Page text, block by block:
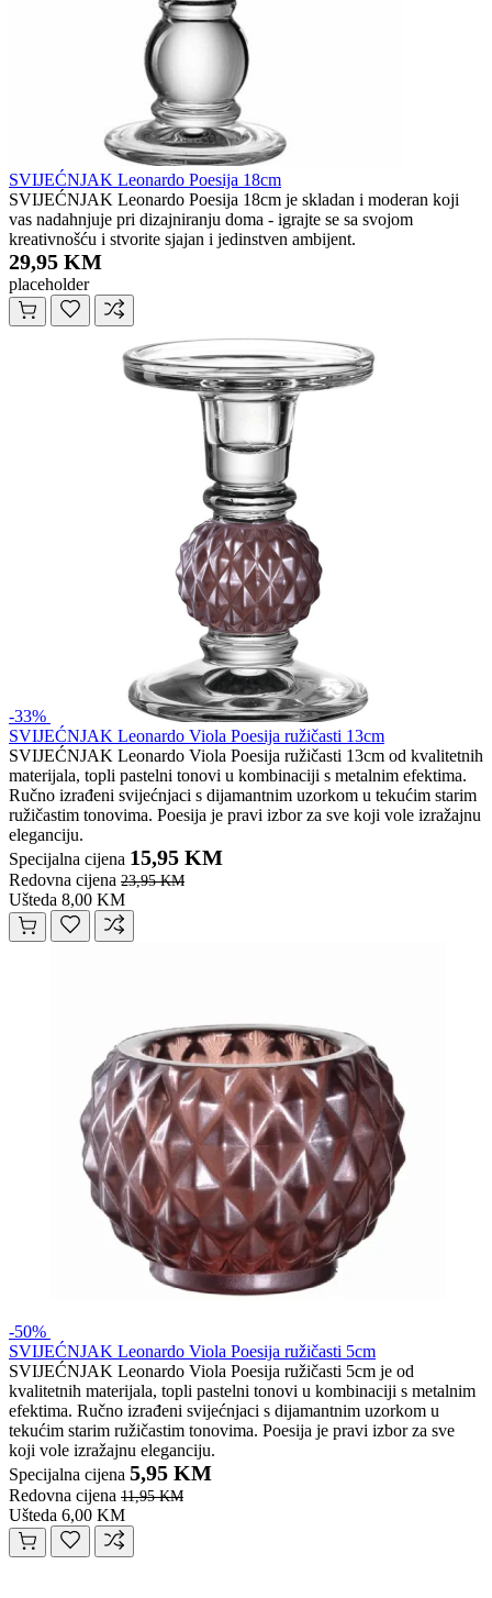
SVIJEĆNJAK Leonardo Poesija 18cm
SVIJEĆNJAK Leonardo Poesija 18cm je skladan i moderan koji
vas nadahnjuje pri dizajniranju doma - igrajte se sa svojom
kreativnošću i stvorite sjajan i jedinstven ambijent.
29,95 KM
placeholder
-33%
SVIJEĆNJAK Leonardo Viola Poesija ružičasti 13cm
SVIJEĆNJAK Leonardo Viola Poesija ružičasti 13cm od kvalitetnih
materijala, topli pastelni tonovi u kombinaciji s metalnim efektima.
Ručno izrađeni svijećnjaci s dijamantnim uzorkom u tekućim starim
ružičastim tonovima. Poesija je pravi izbor za sve koji vole izražajnu
eleganciju.
Specijalna cijena 15,95 KM
Redovna cijena 23,95 KM
Ušteda 8,00 KM
-50%
SVIJEĆNJAK Leonardo Viola Poesija ružičasti 5cm
SVIJEĆNJAK Leonardo Viola Poesija ružičasti 5cm je od
kvalitetnih materijala, topli pastelni tonovi u kombinaciji s metalnim
efektima. Ručno izrađeni svijećnjaci s dijamantnim uzorkom u
tekućim starim ružičastim tonovima. Poesija je pravi izbor za sve
koji vole izražajnu eleganciju.
Specijalna cijena 5,95 KM
Redovna cijena 11,95 KM
Ušteda 6,00 KM